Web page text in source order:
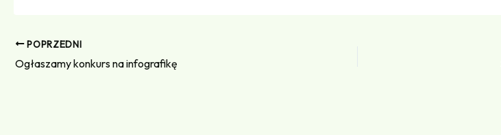
POPRZEDNI
Ogłaszamy konkurs na infografikę